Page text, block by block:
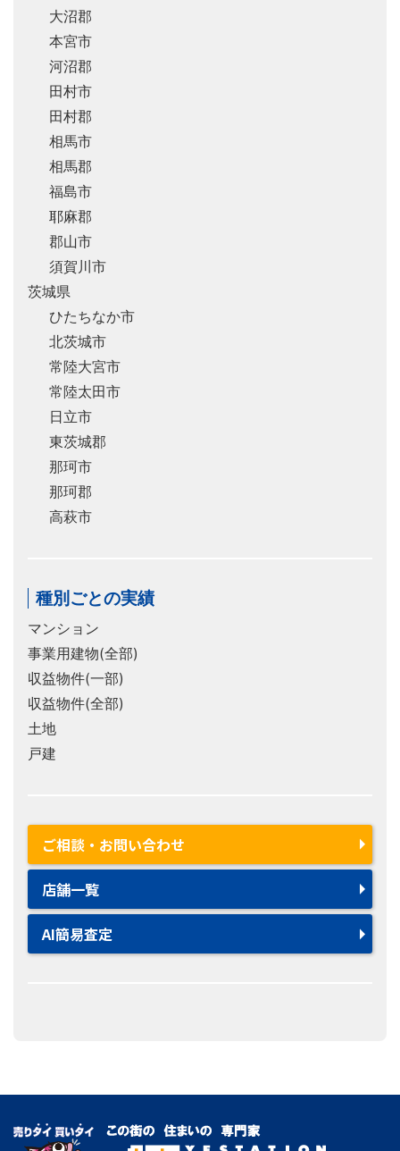
大沼郡
本宮市
河沼郡
田村市
田村郡
相馬市
相馬郡
福島市
耶麻郡
郡山市
須賀川市
茨城県
ひたちなか市
北茨城市
常陸大宮市
常陸太田市
日立市
東茨城郡
那珂市
那珂郡
高萩市
種別ごとの実績
マンション
事業用建物(全部)
収益物件(一部)
収益物件(全部)
土地
戸建
ご相談・お問い合わせ
店舗一覧
AI簡易査定